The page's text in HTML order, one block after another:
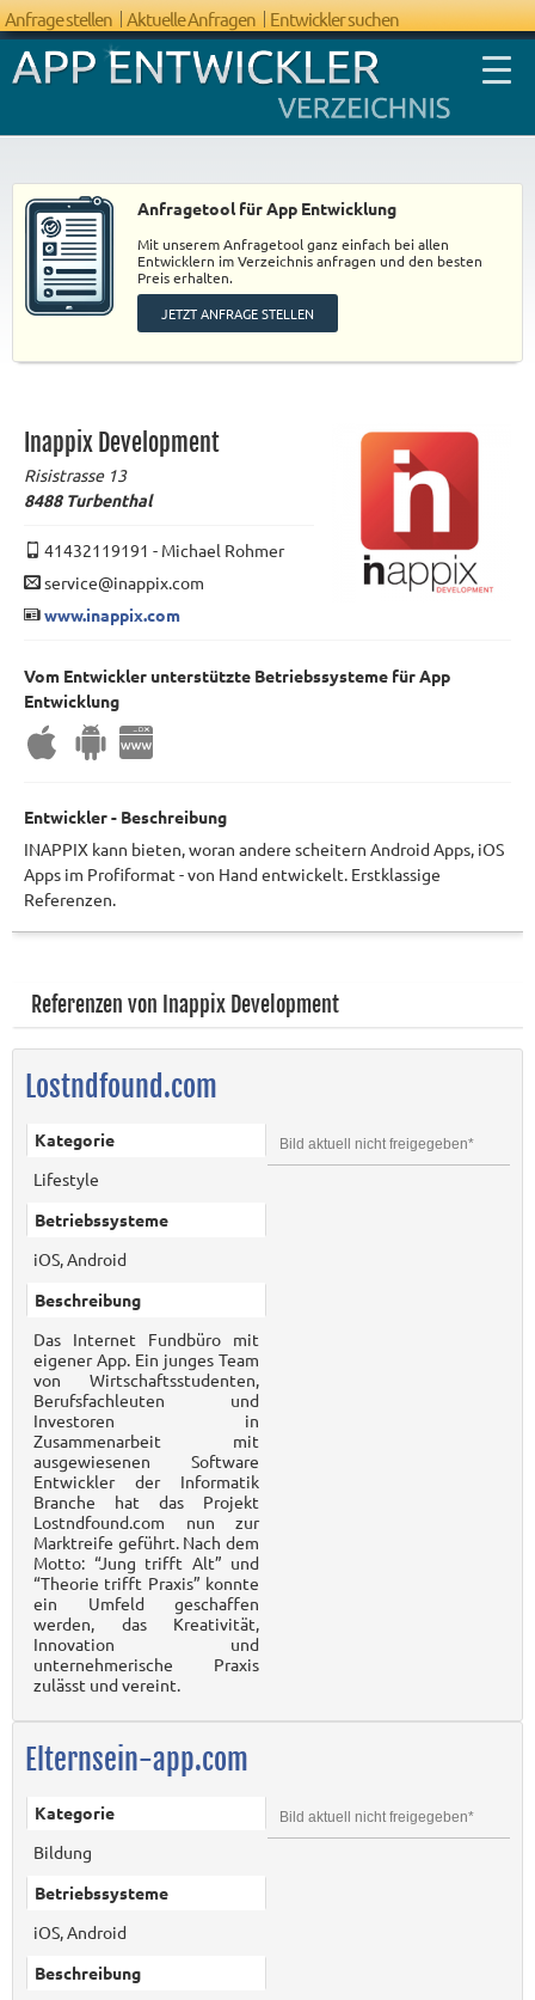
Anfrage stellen Aktuelle Anfragen Entwickler suchen
Anfragetool für App Entwicklung
Mit unserem Anfragetool ganz einfach bei allen
Entwicklern im Verzeichnis anfragen und den besten
Preis erhalten.
JETZT ANFRAGE STELLEN
Inappix Development
Risistrasse 13
8488 Turbenthal
41432119191 - Michael Rohmer
service@inappix.com
www.inappix.com
Vom Entwickler unterstützte Betriebssysteme für App
Entwicklung
Entwickler - Beschreibung
INAPPIX kann bieten, woran andere scheitern Android Apps, iOS
Apps im Profiformat - von Hand entwickelt. Erstklassige
Referenzen.
Referenzen von Inappix Development
Lostndfound.com
Kategorie
Lifestyle
Betriebssysteme
iOS, Android
Beschreibung
Das Internet Fundbüro mit
eigener App. Ein junges Team
von Wirtschaftsstudenten,
Berufsfachleuten und
Investoren in
Zusammenarbeit mit
ausgewiesenen Software
Entwickler der Informatik
Branche hat das Projekt
Lostndfound.com nun zur
Marktreife geführt. Nach dem
Motto: “Jung trifft Alt” und
“Theorie trifft Praxis” konnte
ein Umfeld geschaffen
werden, das Kreativität,
Innovation und
unternehmerische Praxis
zulässt und vereint.
Bild aktuell nicht freigegeben*
Elternsein-app.com
Kategorie
Bildung
Betriebssysteme
iOS, Android
Beschreibung
Bild aktuell nicht freigegeben*